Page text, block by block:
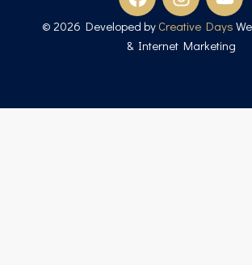
© 2026 Developed by Creative Days
& Internet Marketing